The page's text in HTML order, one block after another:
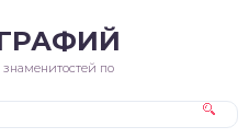
по